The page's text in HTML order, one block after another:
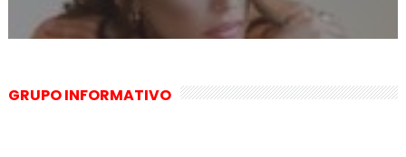
GRUPO INFORMATIVO